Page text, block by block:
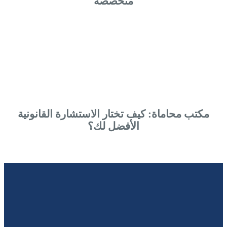
مكتب محاماة: كيف تختار الاستشارة القانونية
الأفضل لك؟